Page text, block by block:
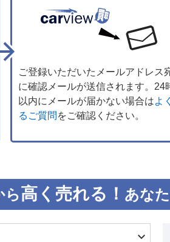
ご登録いただいたメールアドレス
に確認メールが送信されます。24
以内にメールが届かない場合はよ
るご質問 をご確認ください。
ら高く売れる！ あな